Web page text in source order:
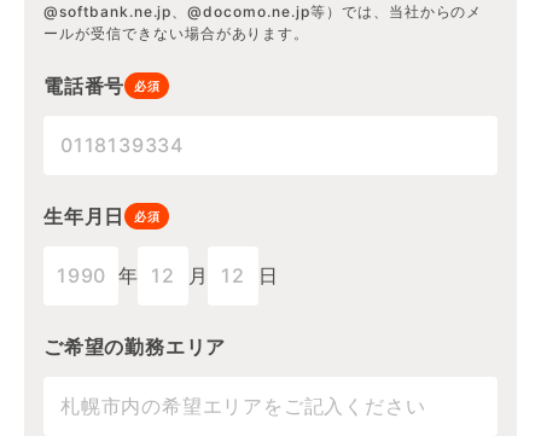
@softbank.ne.jp、@docomo.ne.jp等）では、当社からのメ
ールが受信できない場合があります。
電話番号 必須
生年月日 必須
年 月 日
ご希望の勤務エリア